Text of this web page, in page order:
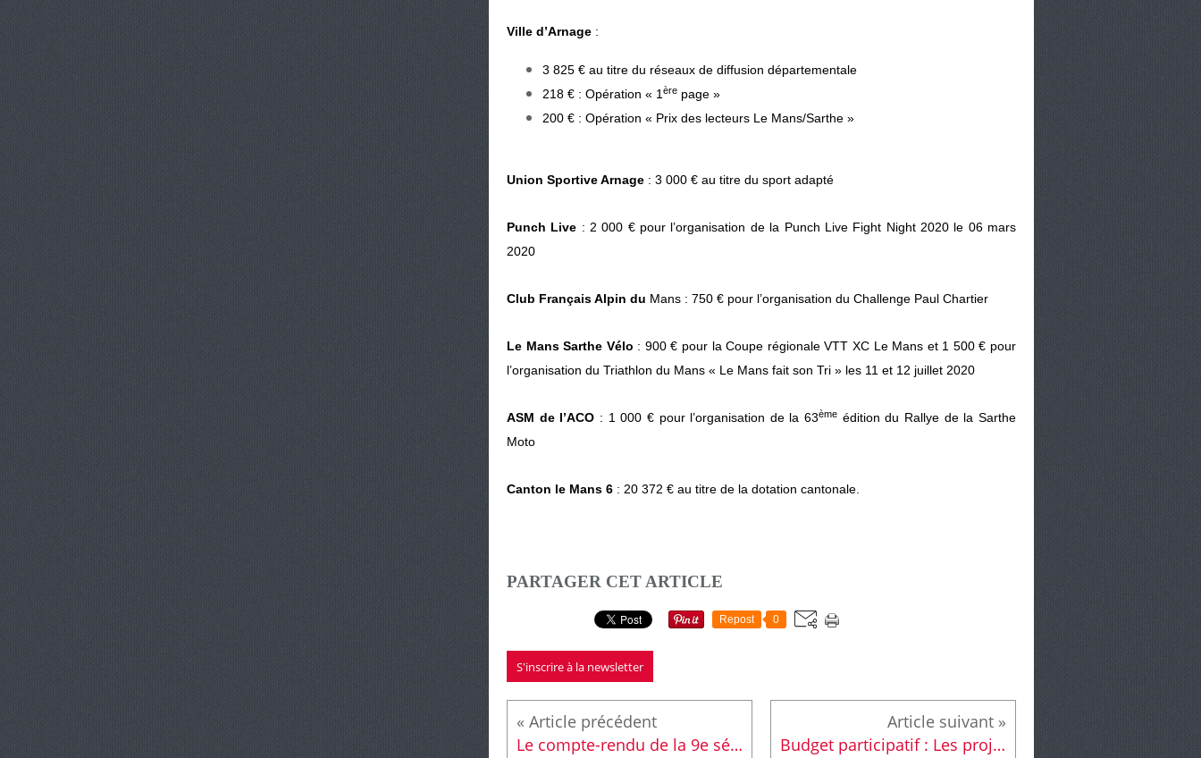
Ville d’Arnage :
3 825 € au titre du réseaux de diffusion départementale
218 € : Opération « 1 ère page »
200 € : Opération « Prix des lecteurs Le Mans/Sarthe »
Union Sportive Arnage : 3 000 € au titre du sport adapté
Punch Live : 2 000 € pour l’organisation de la Punch Live Fight Night 2020 le 06 mars
2020
Club Français Alpin du Mans : 750 € pour l’organisation du Challenge Paul Chartier
Le Mans Sarthe Vélo : 900 € pour la Coupe régionale VTT XC Le Mans et 1 500 € pour
l’organisation du Triathlon du Mans « Le Mans fait son Tri » les 11 et 12 juillet 2020
ASM de l’ACO : 1 000 € pour l’organisation de la 63ème édition du Rallye de la Sarthe
Moto
Canton le Mans 6 : 20 372 € au titre de la dotation cantonale.
PARTAGER CET ARTICLE
Repost 0
S'inscrire à la newsletter
Le compte-rendu de la 9e séance du Conseil cantonal Le Mans Sud Arnage est en ligne. Budget participatif : Les projets retenus de la saison #1 sont concrétisés